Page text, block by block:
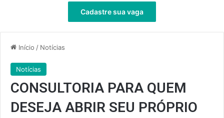
Cadastre sua vaga
Início / Notícias
Notícias
CONSULTORIA PARA QUEM
DESEJA ABRIR SEU PRÓPRIO